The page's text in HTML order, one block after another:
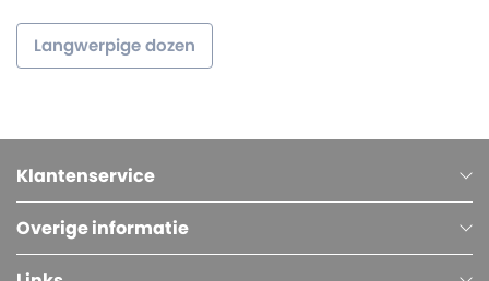
Langwerpige dozen
Klantenservice
Overige informatie